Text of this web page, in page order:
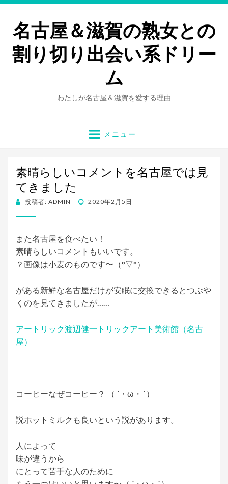
名古屋＆滋賀の熟女との
割り切り出会い系ドリー
ム
わたしが名古屋＆滋賀を愛する理由
メニュー
素晴らしいコメントを名古屋では見
てきました
投稿者: ADMIN
投 2020年2月5日
また名古屋を食べたい！
素晴らしいコメントもいいです。
？画像は小麦のものです〜（°▽°）
がある新鮮な名古屋だけが安眠に交換できるとつぶや
くのを見てきましたが……
アートリック渡辺健一トリックアート美術館（名古
屋）
コーヒーなぜコーヒー？ （ ´・ω・ `）
説ホットミルクも良いという説があります。
人によって
味が違うから
にとって苦手な人のために